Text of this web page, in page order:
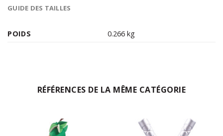
GUIDE DES TAILLES
POIDS 0.266 kg
RÉFÉRENCES DE LA MÊME CATÉGORIE